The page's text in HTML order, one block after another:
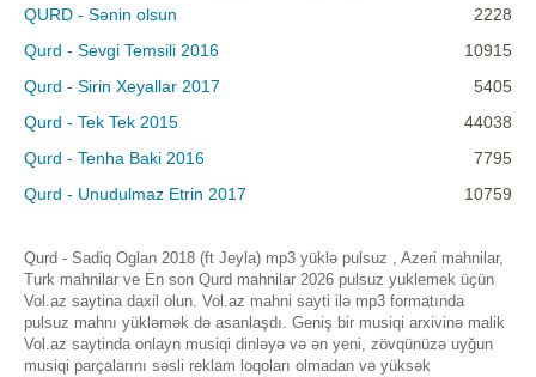
QURD - Sənin olsun
2228
Qurd - Sevgi Temsili 2016
10915
Qurd - Sirin Xeyallar 2017
5405
Qurd - Tek Tek 2015
44038
Qurd - Tenha Baki 2016
7795
Qurd - Unudulmaz Etrin 2017
10759
Qurd - Sadiq Oglan 2018 (ft Jeyla) mp3 yüklə pulsuz , Azeri mahnilar,
Turk mahnilar ve En son Qurd mahnilar 2026 pulsuz yuklemek üçün
Vol.az saytina daxil olun. Vol.az mahni sayti ilə mp3 formatında
pulsuz mahnı yükləmək də asanlaşdı. Geniş bir musiqi arxivinə malik
Vol.az saytinda onlayn musiqi dinləyə və ən yeni, zövqünüzə uyğun
musiqi parçalarını səsli reklam loqoları olmadan və yüksək